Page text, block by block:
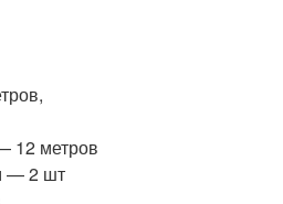
12 метров
— 2 шт